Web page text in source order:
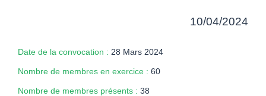
10/04/2024
Date de la convocation : 28 Mars 2024
Nombre de membres en exercice : 60
Nombre de membres présents : 38